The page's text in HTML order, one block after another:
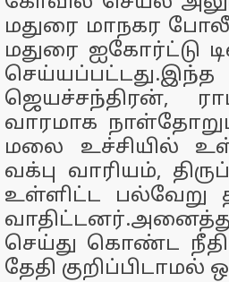
மதுரை மாநகர
மதுரை ஐகோர்ட்டு
ஜெயச்சந்திரன்,
வாரமாக
மலை உச்சியில்
வக்பு வாரியம்,
உள்ளிட்ட பல்வேறு
செய்து கொண்ட
தேதி